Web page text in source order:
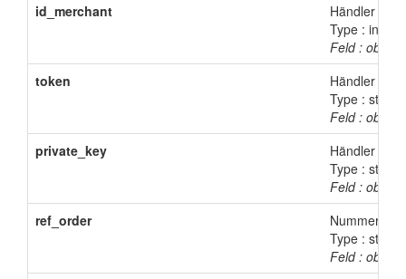
id_merchant
Händler ID,
Type : int
Feld :
token
Händler
Type : string
Feld :
private_key
Händler
Type : string
Feld :
ref_order
Nummer /
Type : string
Feld :